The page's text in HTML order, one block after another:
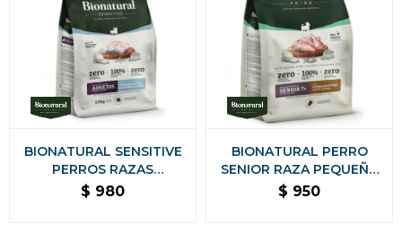
BIONATURAL SENSITIVE
PERROS RAZAS
PEQUEÑAS 2.5 Kg
$ 980
BIONATURAL PERRO
SENIOR RAZA PEQUEÑA
2.5 KG
$ 950